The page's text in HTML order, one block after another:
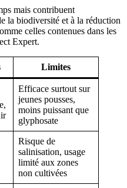
mais contribuent
la biodiversité et à la réduction
celles contenues dans les
Expert.
Limites
Efficace surtout sur
jeunes pousses,
moins puissant que
glyphosate
Risque de
salinisation, usage
limité aux zones
non cultivées